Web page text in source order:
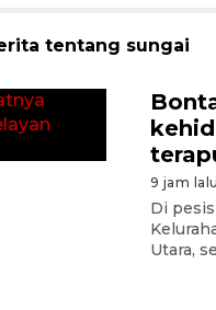
tentang sungai
9 jam lalu
Di
Utara,